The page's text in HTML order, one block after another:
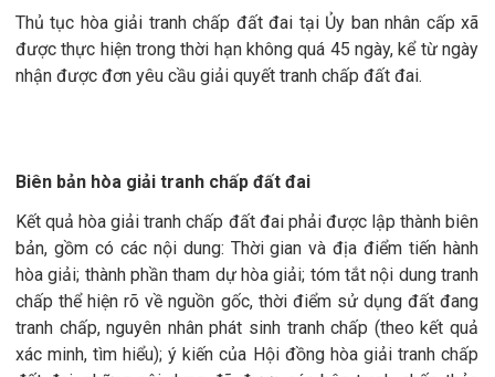
Thủ tục hòa giải tranh chấp đất đai tại Ủy ban nhân cấp xã
được thực hiện trong thời hạn không quá 45 ngày, kể từ ngày
nhận được đơn yêu cầu giải quyết tranh chấp đất đai.
Biên bản hòa giải tranh chấp đất đai
Kết quả hòa giải tranh chấp đất đai phải được lập thành biên
bản, gồm có các nội dung: Thời gian và địa điểm tiến hành
hòa giải; thành phần tham dự hòa giải; tóm tắt nội dung tranh
chấp thể hiện rõ về nguồn gốc, thời điểm sử dụng đất đang
tranh chấp, nguyên nhân phát sinh tranh chấp (theo kết quả
xác minh, tìm hiểu); ý kiến của Hội đồng hòa giải tranh chấp